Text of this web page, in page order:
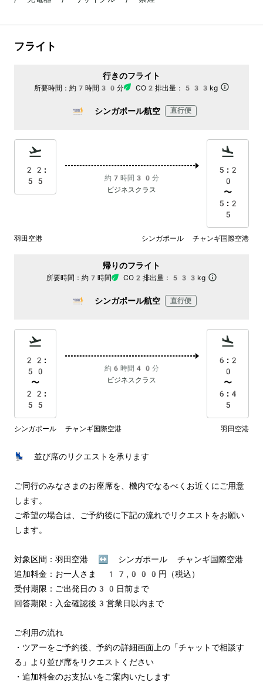
フライト
行きのフライト
所要時間： 約7時間30分 CO2排出量： 533kg
シンガポール航空 直行便
22:
55
約7時間30分
ビジネスクラス
5:2
0
〜
5:2
5
羽田空港 シンガポール チャンギ国際空港
帰りのフライト
所要時間： 約7時間 CO2排出量： 533kg
シンガポール航空 直行便
22:
50
〜
22:
55
約6時間40分
ビジネスクラス
6:2
0
〜
6:4
5
シンガポール チャンギ国際空港 羽田空港
💺 並び席のリクエストを承ります
ご同行のみなさまのお座席を、機内でなるべくお近くにご用意
します。
ご希望の場合は、ご予約後に下記の流れでリクエストをお願い
します。
対象区間：羽田空港 ↔︎ シンガポール チャンギ国際空港
追加料金：お一人さま 17,000円（税込）
受付期限：ご出発日の30日前まで
回答期限：入金確認後3営業日以内まで
ご利用の流れ
・ツアーをご予約後、予約の詳細画面上の「チャットで相談す
る」より並び席をリクエストください
・追加料金のお支払いをご案内いたします